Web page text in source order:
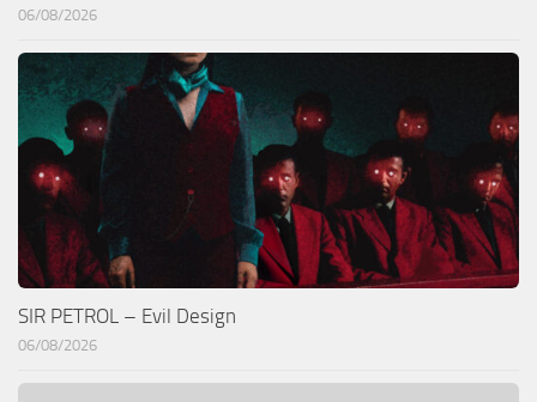
06/08/2026
SIR PETROL – Evil Design
06/08/2026